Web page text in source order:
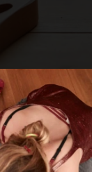
Vision